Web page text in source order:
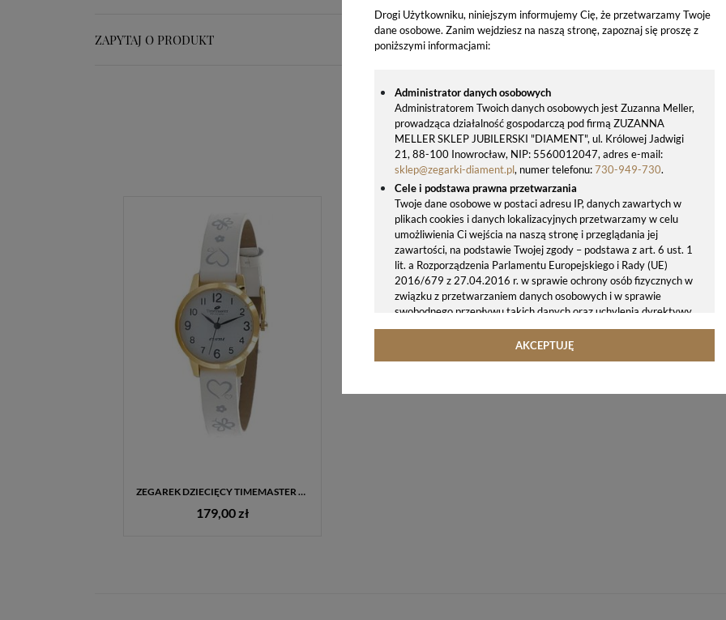
Drogi Użytkowniku, niniejszym informujemy Cię, że przetwarzamy Twoje
dane osobowe. Zanim wejdziesz na naszą stronę, zapoznaj się proszę z
poniższymi informacjami:
Administrator danych osobowych
Administratorem Twoich danych osobowych jest Zuzanna Meller,
prowadząca działalność gospodarczą pod firmą ZUZANNA
MELLER SKLEP JUBILERSKI "DIAMENT", ul. Królowej Jadwigi
21, 88-100 Inowrocław, NIP: 5560012047, adres e-mail:
sklep@zegarki-diament.pl, numer telefonu:730-949-730.
Cele i podstawa prawna przetwarzania
Twoje dane osobowe w postaci adresu IP, danych zawartych w
plikach cookies i danych lokalizacyjnych przetwarzamy w celu
umożliwienia Ci wejścia na naszą stronę i przeglądania jej
zawartości, na podstawie Twojej zgody – podstawa z art. 6 ust. 1
lit. a Rozporządzenia Parlamentu Europejskiego i Rady (UE)
2016/679 z 27.04.2016 r. w sprawie ochrony osób fizycznych w
związku z przetwarzaniem danych osobowych i w sprawie
swobodnego przepływu takich danych oraz uchylenia dyrektywy
95/46/WE (ogólne rozporządzenie o ochronie danych, tj. RODO).
Twoje dane osobowe możemy udostępniać hostingodawcy. Takie
zgodnie z naszymi poleceniami. Przekazujemy Twoje dane poza
AKCEPTUJĘ
ZAPYTAJ O PRODUKT
OSTATNIO OGLĄDANE PRODUKTY
ZEGAREK DZIECIĘCY TIMEMASTER 013-2 – ZŁOTA KOPERTA, KWARCOWY, PASEK Z MOTYWEM, WODOSZCZELNY
179,00 zł